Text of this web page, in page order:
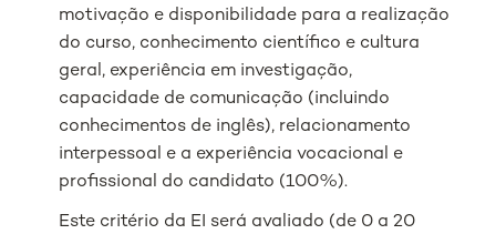
motivação e disponibilidade para a realização
do curso, conhecimento científico e cultura
geral, experiência em investigação,
capacidade de comunicação (incluindo
conhecimentos de inglês), relacionamento
interpessoal e a experiência vocacional e
profissional do candidato (100%).
Este critério da EI será avaliado (de 0 a 20